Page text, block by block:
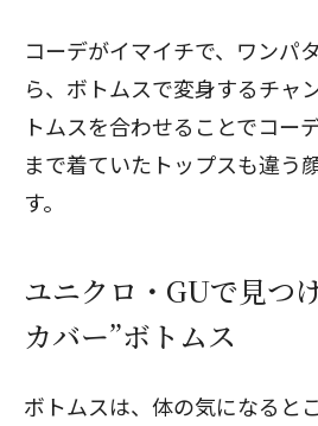
コーデがイマイチで、ワンパ
ら、ボトムスで変身するチャ
トムスを合わせることでコー
まで着ていたトップスも違う
す。
ユニクロ・GUで見つ
カバー”ボトムス
ボトムスは、体の気になると